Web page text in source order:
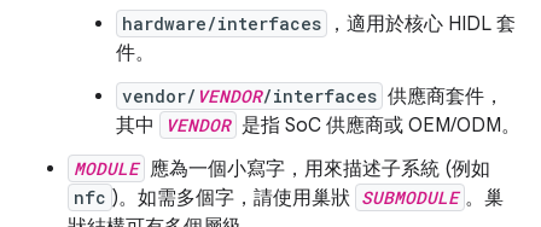
hardware/interfaces
，適用於核心 HIDL 套
件。
vendor/ VENDOR/interfaces 供應商套件，
其中
VENDOR 是指 SoC 供應商或 OEM/ODM。
MODULE 應為一個小寫字，用來描述子系統 (例如
nfc )。如需多個字，請使用巢狀 SUBMODULE 。巢